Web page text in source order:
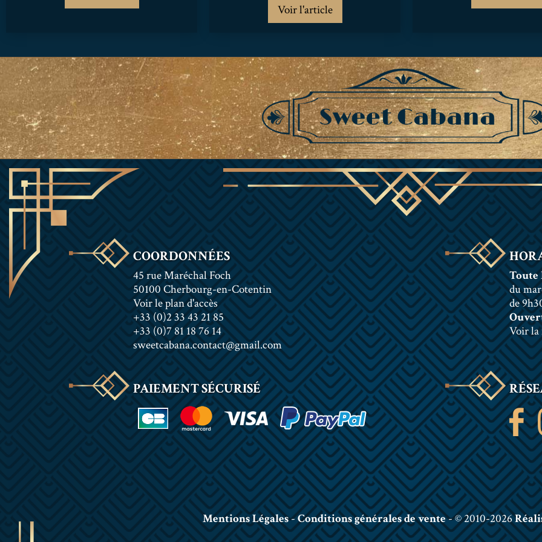
Voir l'article
COORDONNÉES
45 rue Maréchal Foch
50100 Cherbourg-en-Cotentin
Voir le plan d'accès
+33 (0)2 33 43 21 85
+33 (0)7 81 18 76 14
sweetcabana.contact@gmail.com
Toute
du
de
Voir la
PAIEMENT SÉCURISÉ
Mentions Légales-Conditions générales de vente- © 2010-2026